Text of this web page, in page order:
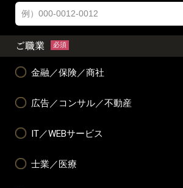
ご職業 必須
金融／保険／商社
広告／コンサル／不動産
IT／WEBサービス
士業／医療